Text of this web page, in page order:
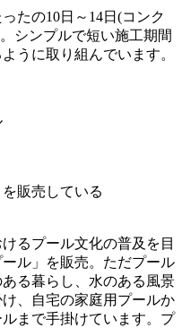
たの10日～14日(コンク
シンプルで短い施工期間
うに取り組んでいます。
販売している
るプール文化の普及を目
ル」を販売。ただプール
る暮らし、水のある風景
、自宅の家庭用プールか
まで手掛けています。プ